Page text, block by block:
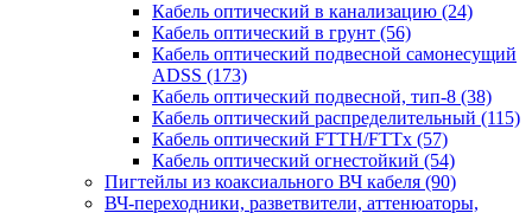
Кабель оптический в канализацию (24)
Кабель оптический в грунт (56)
Кабель оптический подвесной самонесущий
ADSS (173)
Кабель оптический подвесной, тип-8 (38)
Кабель оптический распределительный (115)
Кабель оптический FTTH/FTTx (57)
Кабель оптический огнестойкий (54)
Пигтейлы из коаксиального ВЧ кабеля (90)
ВЧ-переходники, разветвители, аттенюаторы,